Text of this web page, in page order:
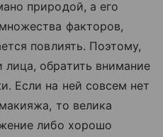
природой, а его
факторов,
повлиять. Поэтому,
обратить внимание
Если на ней совсем нет
то велика
либо хорошо